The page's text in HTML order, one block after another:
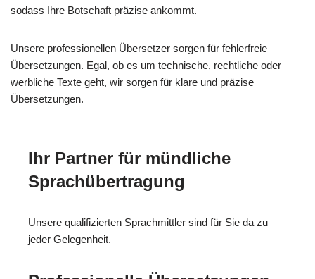
sodass Ihre Botschaft präzise ankommt.
Unsere professionellen Übersetzer sorgen für fehlerfreie
Übersetzungen. Egal, ob es um technische, rechtliche oder
werbliche Texte geht, wir sorgen für klare und präzise
Übersetzungen.
Ihr Partner für mündliche
Sprachübertragung
Unsere qualifizierten Sprachmittler sind für Sie da zu
jeder Gelegenheit.